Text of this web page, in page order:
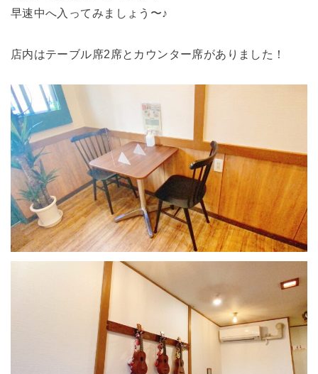
早速中へ入ってみましょう〜♪
店内はテーブル席2席とカウンター席がありました！